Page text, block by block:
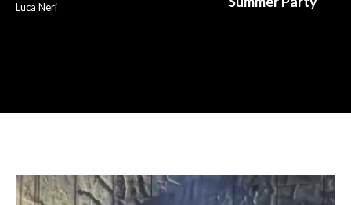
Luca Neri